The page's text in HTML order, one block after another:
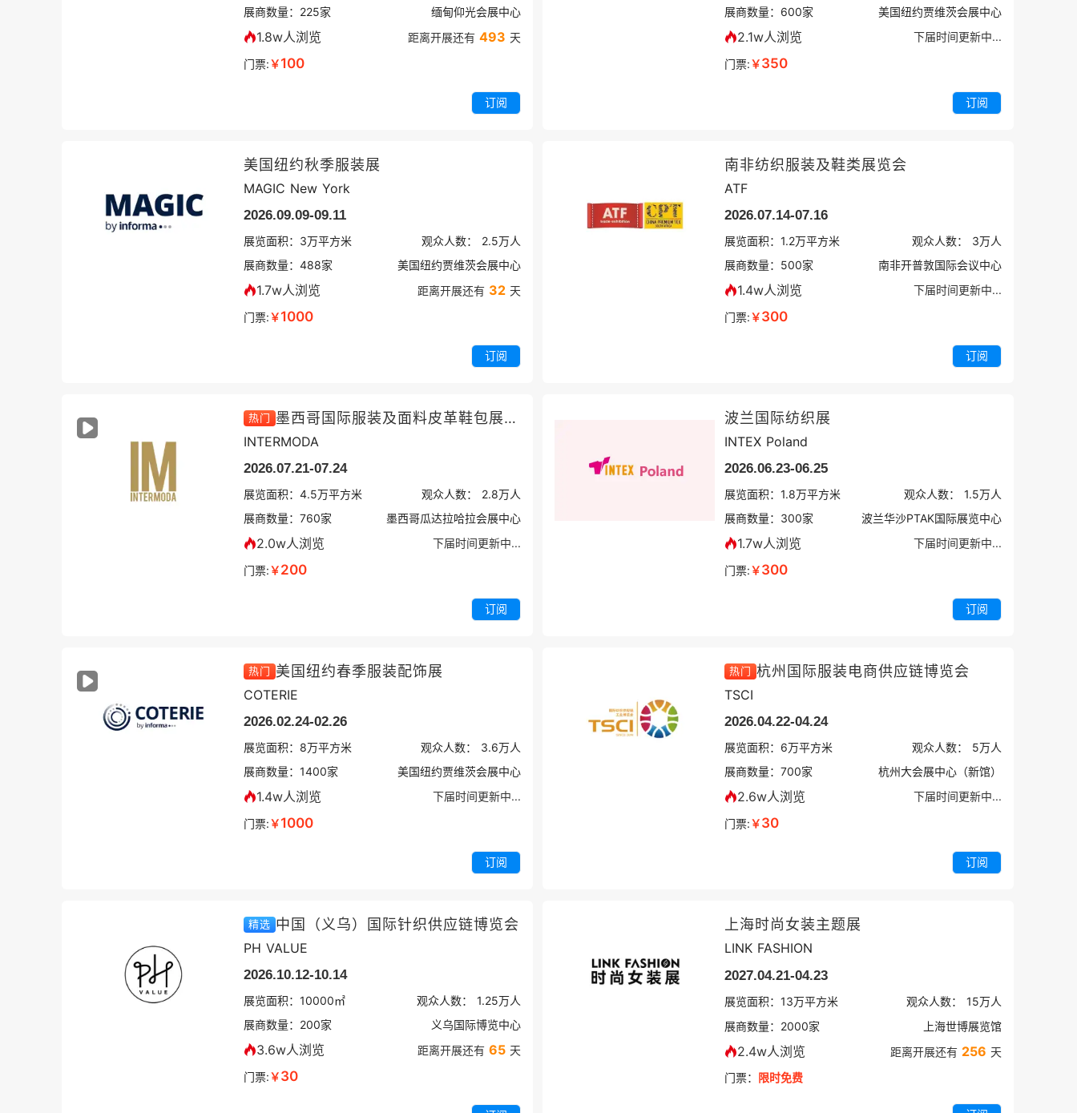
展商数量： 225家 缅甸仰光会展中心
1.8w人浏览 距离开展还有 493 天
门票:￥100
订阅
展商数量： 600家 美国纽约贾维茨会展中心
2.1w人浏览
下届时间更新中...
门票:￥350
订阅
美国纽约秋季服装展
MAGIC New York
2026.09.09-09.11
展览面积： 3万平方米 观众人数： 2.5万人
展商数量： 488家 美国纽约贾维茨会展中心
1.7w人浏览 距离开展还有 32 天
门票:￥1000
订阅
南非纺织服装及鞋类展览会
ATF
2026.07.14-07.16
展览面积： 1.2万平方米 观众人数： 3万人
展商数量： 500家 南非开普敦国际会议中心
1.4w人浏览
下届时间更新中...
门票:￥300
订阅
热门 墨西哥国际服装及面料皮革鞋包展秋季
INTERMODA
2026.07.21-07.24
展览面积： 4.5万平方米 观众人数： 2.8万人
展商数量： 760家 墨西哥瓜达拉哈拉会展中心
2.0w人浏览
下届时间更新中...
门票:￥200
订阅
波兰国际纺织展
INTEX Poland
2026.06.23-06.25
展览面积： 1.8万平方米 观众人数： 1.5万人
展商数量： 300家 波兰华沙PTAK国际展览中心
1.7w人浏览
下届时间更新中...
门票:￥300
订阅
热门 美国纽约春季服装配饰展
COTERIE
2026.02.24-02.26
展览面积： 8万平方米 观众人数： 3.6万人
展商数量： 1400家 美国纽约贾维茨会展中心
1.4w人浏览
下届时间更新中...
门票:￥1000
订阅
热门 杭州国际服装电商供应链博览会
TSCI
2026.04.22-04.24
展览面积： 6万平方米 观众人数： 5万人
展商数量： 700家 杭州大会展中心（新馆）
2.6w人浏览
下届时间更新中...
门票:￥30
订阅
精选 中国（义乌）国际针织供应链博览会
PH VALUE
2026.10.12-10.14
展览面积： 10000㎡ 观众人数： 1.25万人
展商数量： 200家 义乌国际博览中心
3.6w人浏览 距离开展还有 65 天
门票:￥30
上海时尚女装主题展
LINK FASHION
2027.04.21-04.23
展览面积： 13万平方米 观众人数： 15万人
展商数量： 2000家 上海世博展览馆
2.4w人浏览 距离开展还有 256 天
门票： 限时免费